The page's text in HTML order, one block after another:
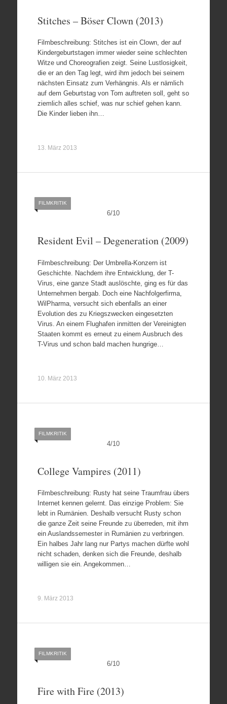
Stitches – Böser Clown (2013)
Filmbeschreibung: Stitches ist ein Clown, der auf
Kindergeburtstagen immer wieder seine schlechten
Witze und Choreografien zeigt. Seine Lustlosigkeit,
die er an den Tag legt, wird ihm jedoch bei seinem
nächsten Einsatz zum Verhängnis. Als er nämlich
auf dem Geburtstag von Tom auftreten soll, geht so
ziemlich alles schief, was nur schief gehen kann.
Die Kinder lieben ihn…
13. März 2013
6/10
FILMKRITIK
Resident Evil – Degeneration (2009)
Filmbeschreibung: Der Umbrella-Konzern ist
Geschichte. Nachdem ihre Entwicklung, der T-
Virus, eine ganze Stadt auslöschte, ging es für das
Unternehmen bergab. Doch eine Nachfolgerfirma,
WilPharma, versucht sich ebenfalls an einer
Evolution des zu Kriegszwecken eingesetzten
Virus. An einem Flughafen inmitten der Vereinigten
Staaten kommt es erneut zu einem Ausbruch des
T-Virus und schon bald machen hungrige…
10. März 2013
4/10
FILMKRITIK
College Vampires (2011)
Filmbeschreibung: Rusty hat seine Traumfrau übers
Internet kennen gelernt. Das einzige Problem: Sie
lebt in Rumänien. Deshalb versucht Rusty schon
die ganze Zeit seine Freunde zu überreden, mit ihm
ein Auslandssemester in Rumänien zu verbringen.
Ein halbes Jahr lang nur Partys machen dürfte wohl
nicht schaden, denken sich die Freunde, deshalb
willigen sie ein. Angekommen…
9. März 2013
6/10
FILMKRITIK
Fire with Fire (2013)